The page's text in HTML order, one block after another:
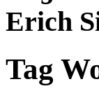
Erich
Tag